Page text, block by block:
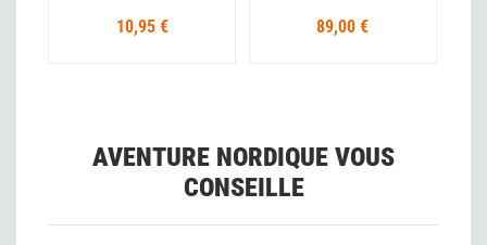
10,95 €
89,00 €
AVENTURE NORDIQUE VOUS
CONSEILLE